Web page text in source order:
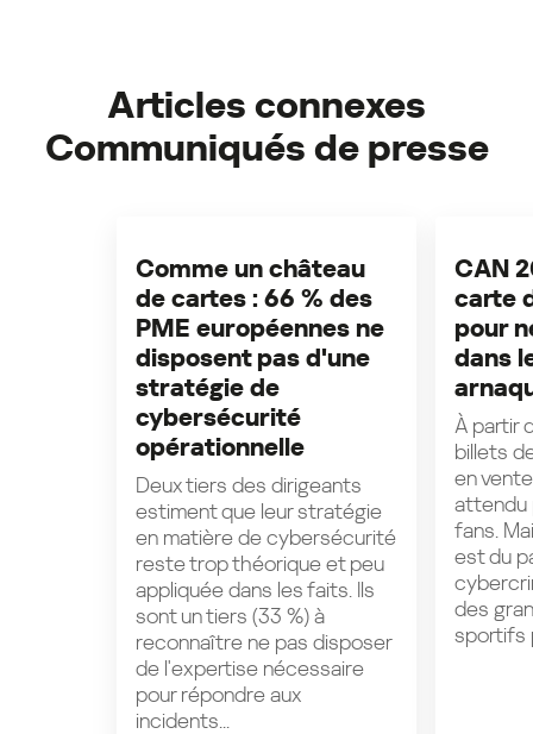
Articles connexes
Communiqués de presse
Comme un château
de cartes : 66 % des
PME européennes ne
disposent pas d'une
stratégie de
cybersécurité
opérationnelle
Deux tiers des dirigeants
estiment que leur stratégie
en matière de cybersécurité
reste trop théorique et peu
appliquée dans les faits. Ils
sont un tiers (33 %) à
reconnaître ne pas disposer
de l'expertise nécessaire
pour répondre aux
incidents...
CAN
carte
pour
dans
À partir
billets
en
attendu
fans.
est du
des
sportifs